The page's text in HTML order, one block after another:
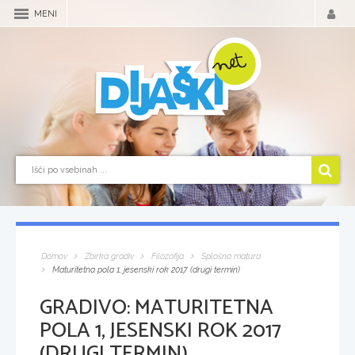
MENI
Domov Zbirka gradiv Filozofija
Splošna matura
Maturitetna pola 1, jesenski rok 2017 (drugi termin)
GRADIVO:MATURITETNA
POLA 1, JESENSKI ROK 2017